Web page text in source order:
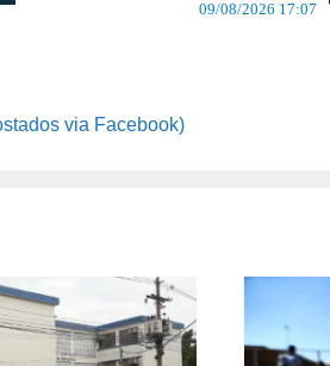
09/08/2026 17:07
via Facebook)